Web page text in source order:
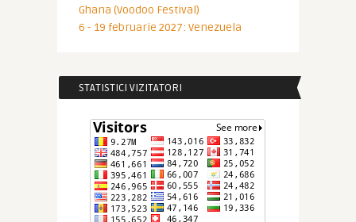
Ghana (Voodoo Festival)
6 - 19 februarie 2027: Venezuela
STATISTICI VIZITATORI